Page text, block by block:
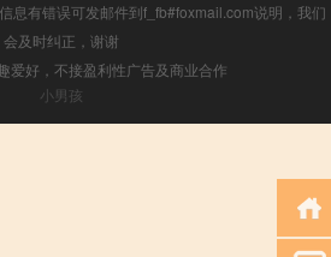
息有错误可发邮件到f_fb#foxmail.com说明，我们
会及时纠正，谢谢
爱好，不接盈利性广告及商业合作
小男孩